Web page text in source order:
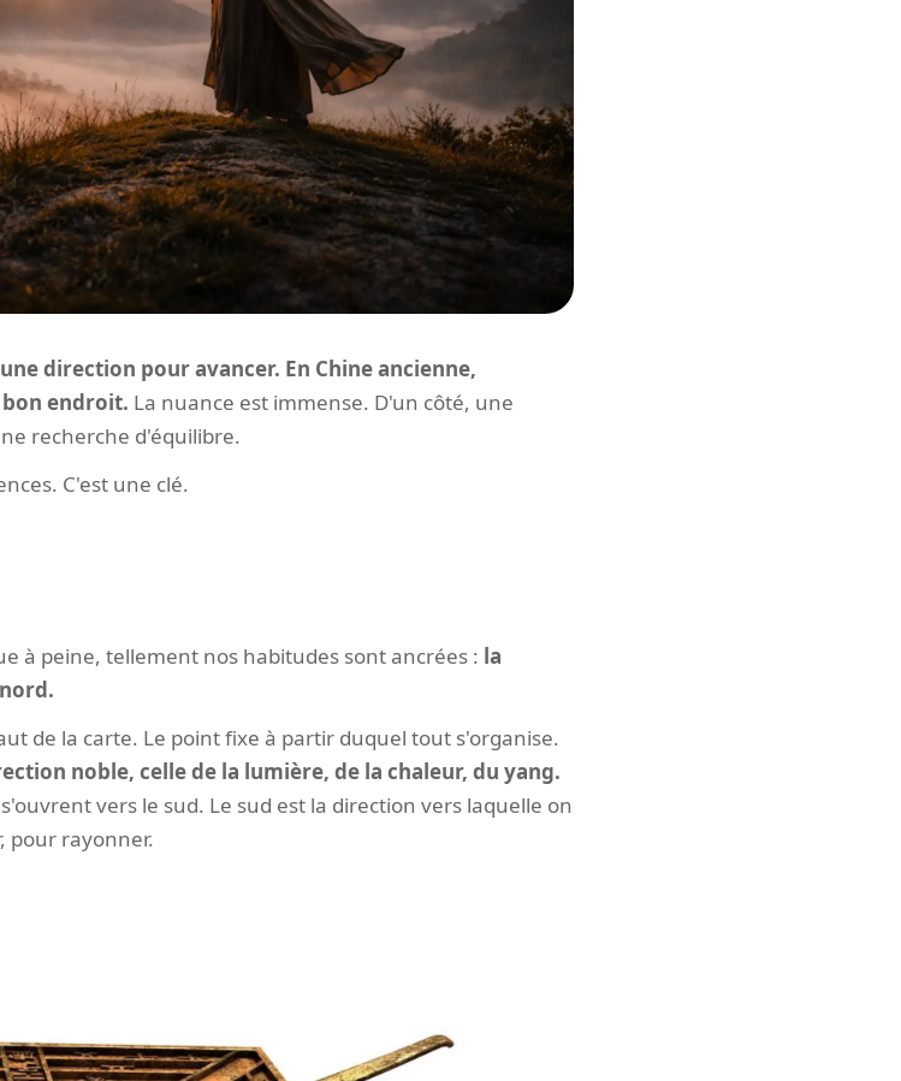
direction pour avancer. En Chine ancienne,
endroit. La nuance est immense. D'un côté, une
recherche d'équilibre.
C'est une clé.
à peine, tellement nos habitudes sont ancrées : la
de la carte. Le point fixe à partir duquel tout s'organise.
noble, celle de la lumière, de la chaleur, du yang.
vers le sud. Le sud est la direction vers laquelle on
pour rayonner.